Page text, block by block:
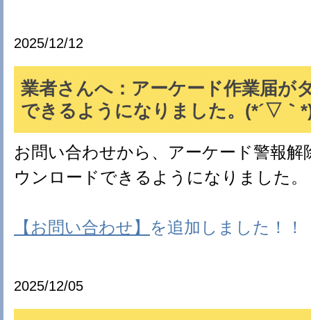
2025/12/12
業者さんへ：アーケード作業届が
できるようになりました。(*´▽｀
お問い合わせから、アーケード警報解
ウンロードできるようになりました。
【お問い合わせ】 を追加しました！！
2025/12/05